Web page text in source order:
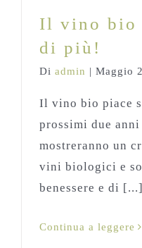
Il vino bio
di più!
Di admin | Maggio
Il vino bio piace
prossimi due
mostreranno un
vini biologici e
benessere e di [...]
Continua a leggere